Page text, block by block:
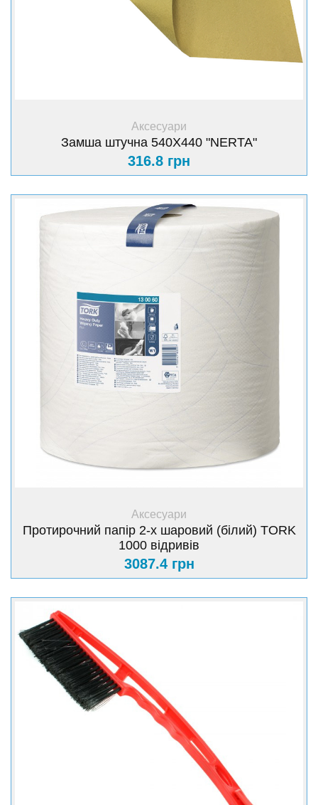
Аксесуари
Замша штучна 540Х440 "NERTA"
316.8 грн
Аксесуари
Протирочний папір 2-х шаровий (білий) TORK
1000 відривів
3087.4 грн